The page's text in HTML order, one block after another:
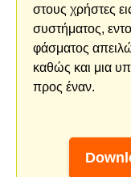
στους χρήστες
συστήματος,
φάσματος
καθώς και μια
προς έναν.